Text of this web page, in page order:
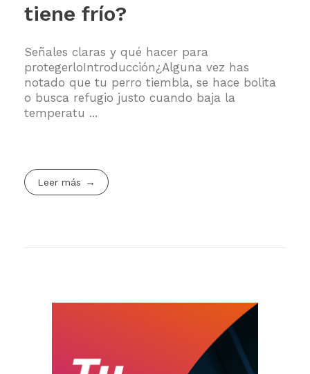
tiene frío?
Señales claras y qué hacer para
protegerloIntroducción¿Alguna vez has
notado que tu perro tiembla, se hace bolita
o busca refugio justo cuando baja la
temperatu ...
Leer más